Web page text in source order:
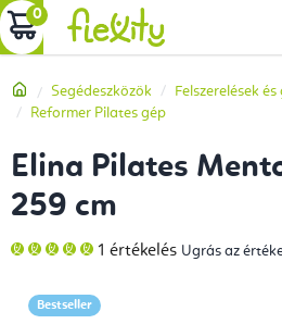
Ugrás
a
tartalomhoz
KOSÁR
Kezdőlap
Segédeszközök
Felszerelések
Reformer Pilates gép
Elina Pilates
259 cm
A
termék
5-
ből
1 értékelés Ugrás az
Bestseller